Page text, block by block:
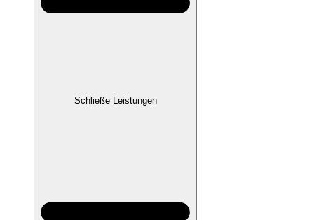
Schließe Leistungen